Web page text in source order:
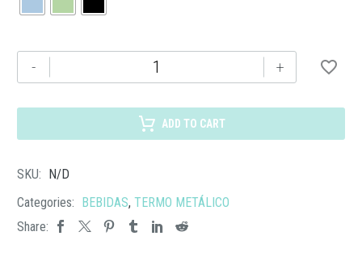
-
242
cantidad
+
ADD TO CART
SKU: N/D
Categories: BEBIDAS, TERMO METÁLICO
Share: